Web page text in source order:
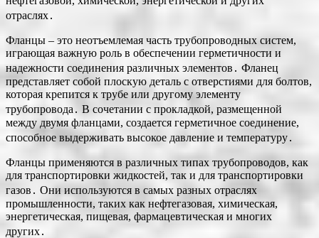
отраслях․
Фланцы – это неотъемлемая часть трубопроводных систем,
играющая важную роль в обеспечении герметичности и
надежности соединения различных элементов․ Фланец
представляет собой плоскую деталь с отверстиями для болтов,
которая крепится к трубе или другому элементу
трубопровода․ В сочетании с прокладкой, размещенной
между двумя фланцами, создается герметичное соединение,
способное выдерживать высокое давление и температуру․
Фланцы применяются в различных типах трубопроводов, как
для транспортировки жидкостей, так и для транспортировки
газов․ Они используются в самых разных отраслях
промышленности, таких как нефтегазовая, химическая,
энергетическая, пищевая, фармацевтическая и многих
других․